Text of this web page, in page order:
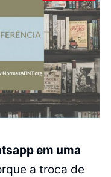
em uma
a troca de